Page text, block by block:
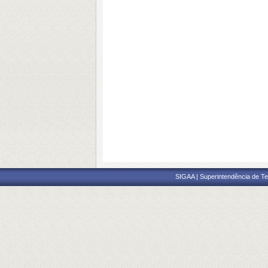
SIGAA | Superintendência de